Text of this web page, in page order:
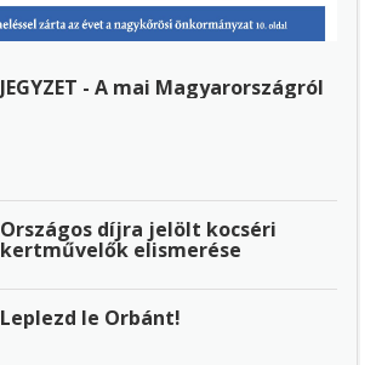
JEGYZET - A mai Magyarországról
Országos díjra jelölt kocséri
kertművelők elismerése
Leplezd le Orbánt!